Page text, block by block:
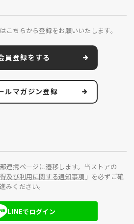
こちらから登録をお願いいたします。
員登録をする
ルマガジン登録
連携ページに遷移します。当ストアの
及び利用に関する通知事項 」を必ずご確
みください。
LINEでログイン